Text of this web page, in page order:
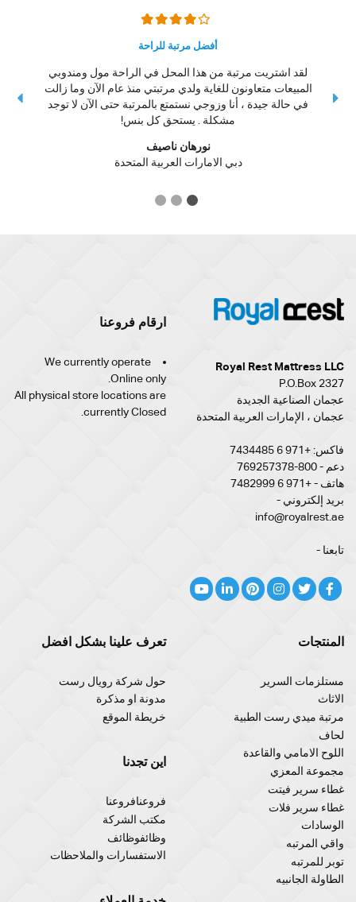
أفضل مرتبة للراحة
لقد اشتريت مرتبة من هذا المحل في الراحة مول ومندوبي
المبيعات متعاونون للغاية ولدي مرتبتي منذ عام الآن وما زالت
في حالة جيدة ، أنا وزوجي نستمتع بالمرتبة حتى الآن لا توجد
مشكلة . يستحق كل بنس!
نورهان ناصيف
دبي الامارات العربية المتحدة
1
2
3
Royal Rest Mattress LLC
P.O.Box 2327
عجمان الصناعية الجديدة
عجمان ، الإمارات العربية المتحدة
فاكس: +971 6 7434485
دعم - 800-769257378
هاتف - +971 6 7482999
بريد إلكتروني -
info@royalrest.ae
تابعنا -
ارقام فروعنا
We currently operate
Online only.
All physical store locations are
currently Closed.
المنتجات
مستلزمات السرير
الاثاث
مرتبة ميدي رست الطبية
لحاف
اللوح الامامي والقاعدة
مجموعة المعزي
غطاء سرير فيتت
غطاء سرير فلات
الوسادات
واقي المرتبه
توبر للمرتبه
الطاولة الجانبيه
تعرف علينا بشكل افضل
حول شركة رويال رست
مدونة او مذكرة
خريطة الموقع
اين تجدنا
فروعنافروعنا
مكتب الشركة
وظائفوظائف
الاستفسارات والملاحظات